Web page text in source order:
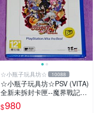
☆小瓶子玩具坊☆ 10088
☆小瓶子玩具坊☆PSV (VITA)
全新未拆封卡匣--魔界戰記4
Return (THE BEST版)
$980